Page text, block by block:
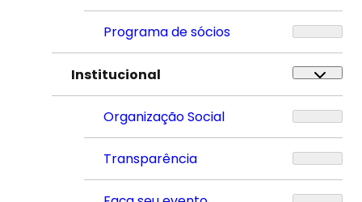
Programa de sócios
Institucional
Organização Social
Transparência